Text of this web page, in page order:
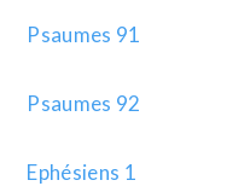
Psaumes 91
Psaumes 92
Ephésiens 1